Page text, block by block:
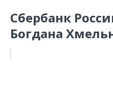
Сбербанк
Богдана